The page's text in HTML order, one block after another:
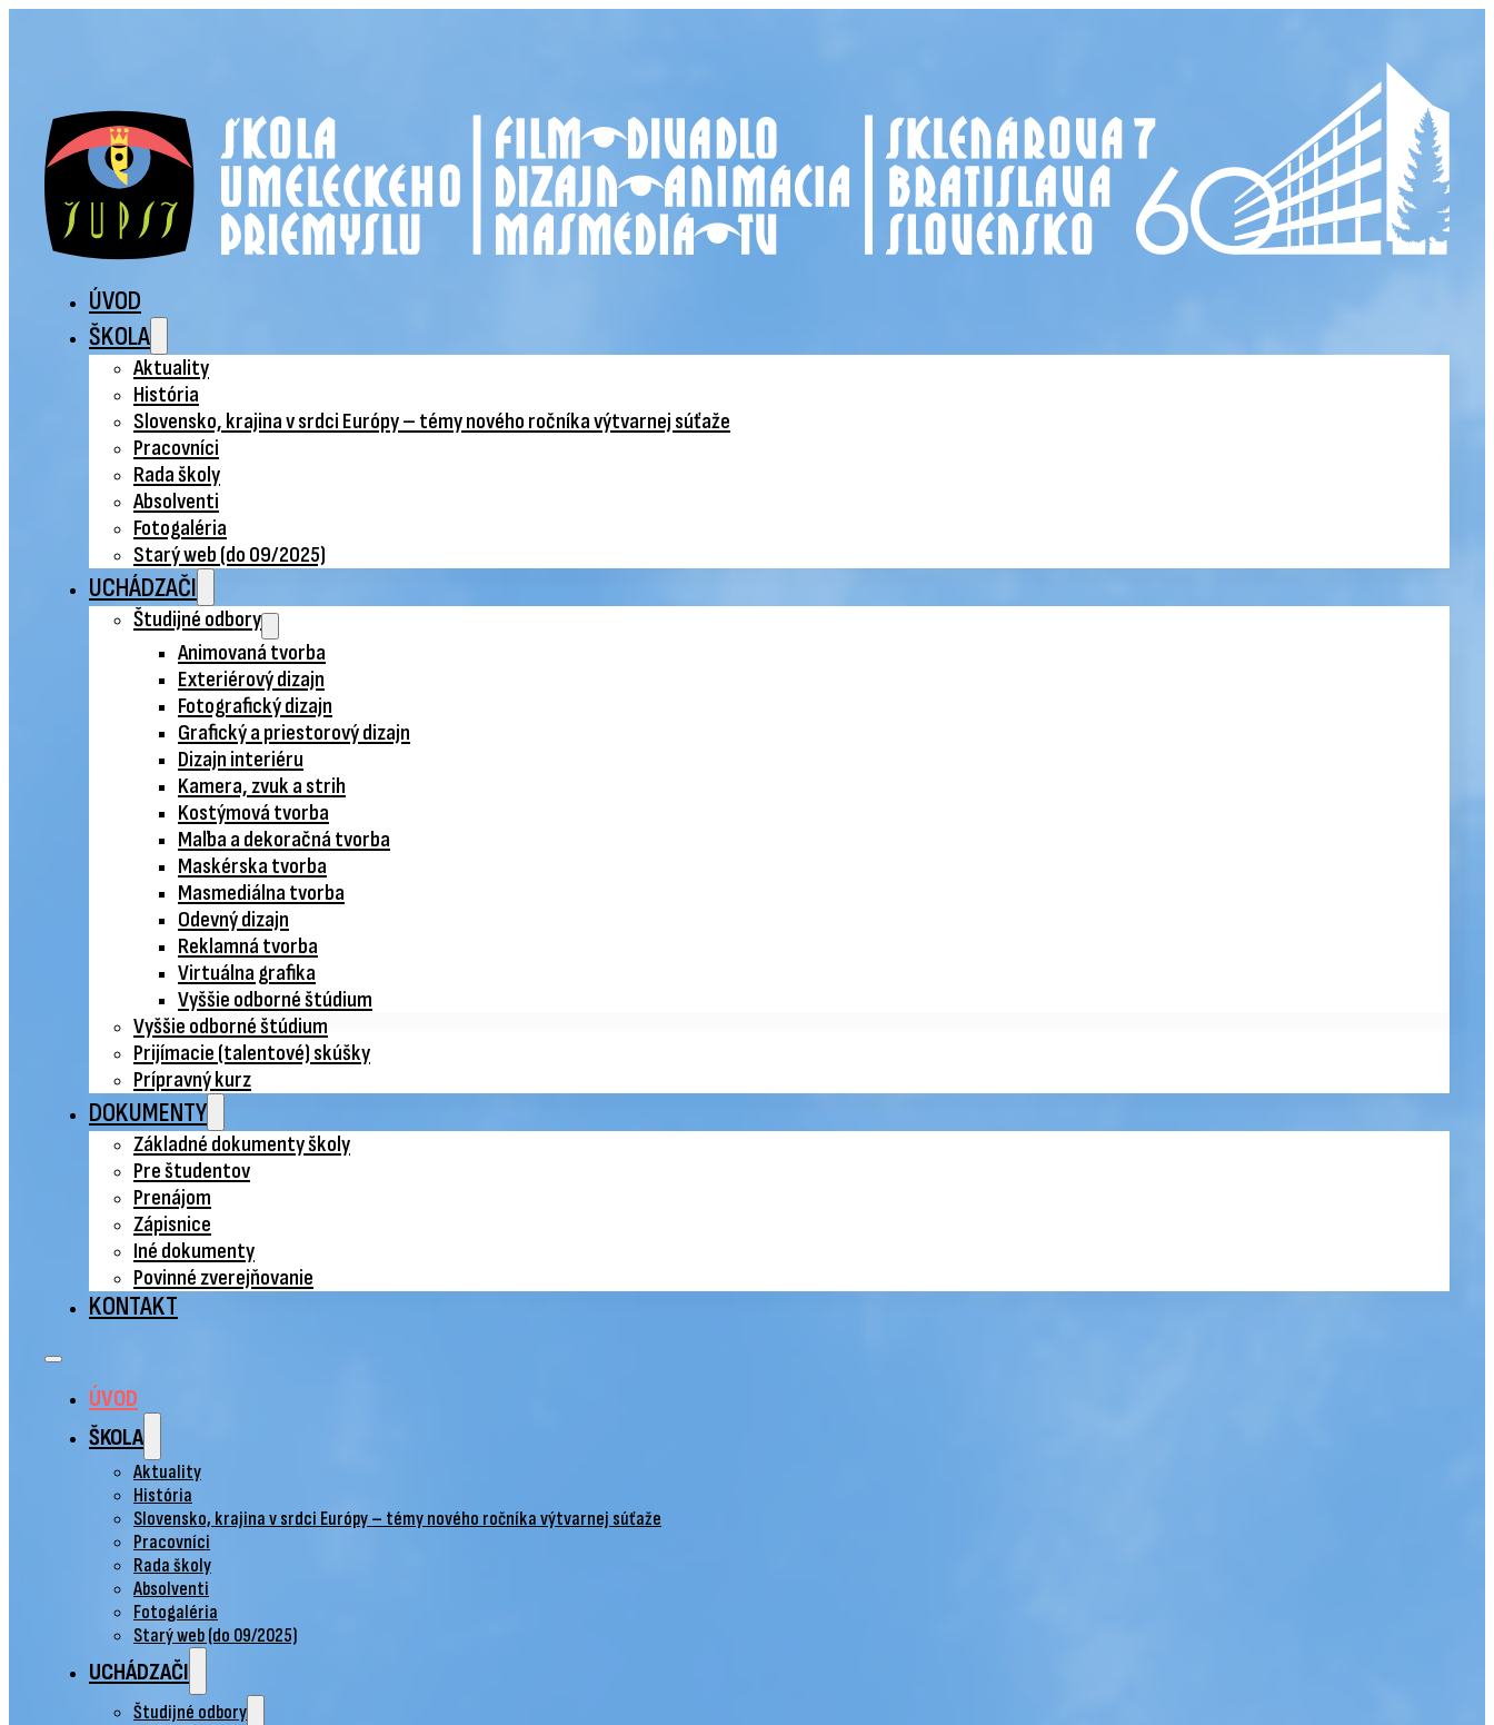
ÚVOD
ŠKOLA
Aktuality
História
Slovensko, krajina v srdci Európy – témy nového ročníka výtvarnej súťaže
Pracovníci
Rada školy
Absolventi
Fotogaléria
Starý web (do 09/2025)
UCHÁDZAČI
Študijné odbory
Animovaná tvorba
Exteriérový dizajn
Fotografický dizajn
Grafický a priestorový dizajn
Dizajn interiéru
Kamera, zvuk a strih
Kostýmová tvorba
Maľba a dekoračná tvorba
Maskérska tvorba
Masmediálna tvorba
Odevný dizajn
Reklamná tvorba
Virtuálna grafika
Vyššie odborné štúdium
Vyššie odborné štúdium
Prijímacie (talentové) skúšky
Prípravný kurz
DOKUMENTY
Základné dokumenty školy
Pre študentov
Prenájom
Zápisnice
Iné dokumenty
Povinné zverejňovanie
KONTAKT
ÚVOD
ŠKOLA
Aktuality
História
Slovensko, krajina v srdci Európy – témy nového ročníka výtvarnej súťaže
Pracovníci
Rada školy
Absolventi
Fotogaléria
Starý web (do 09/2025)
UCHÁDZAČI
Študijné odbory